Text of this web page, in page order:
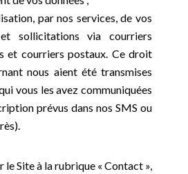
par nos services, de vos
sollicitations via courriers
et courriers postaux. Ce droit
nous aient été transmises
vous les avez communiquées
prévus dans nos SMS ou
Site à la rubrique « Contact »,